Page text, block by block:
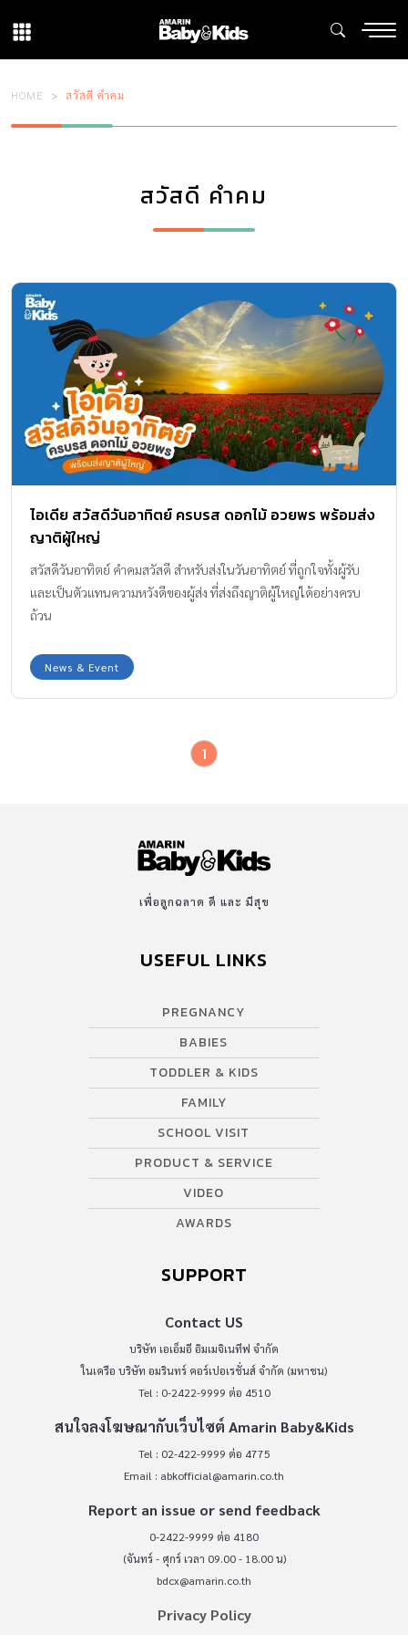
HOME สวัสดี คำคม
สวัสดี คำคม
ไอเดีย สวัสดีวันอาทิตย์ ครบรส ดอกไม้ อวยพร พร้อมส่ง
ญาติผู้ใหญ่
สวัสดีวันอาทิตย์ คำคมสวัสดี สำหรับส่งในวันอาทิตย์ ที่ถูกใจทั้งผู้รับ
และเป็นตัวแทนความหวังดีของผู้ส่ง ที่ส่งถึงญาติผู้ใหญ่ได้อย่างครบ
ถ้วน
News & Event
1
เพื่อลูกฉลาด ดี และ มีสุข
USEFUL LINKS
PREGNANCY
BABIES
TODDLER & KIDS
FAMILY
SCHOOL VISIT
PRODUCT & SERVICE
VIDEO
AWARDS
SUPPORT
Contact US
บริษัท เอเอ็มอี อิมเมจิเนทีฟ จำกัด
ในเครือ บริษัท อมรินทร์ คอร์เปอเรชั่นส์ จำกัด (มหาชน)
Tel : 0-2422-9999 ต่อ 4510
สนใจลงโฆษณากับเว็บไซต์ Amarin Baby&Kids
Tel : 02-422-9999 ต่อ 4775
Email : abkofficial@amarin.co.th
Report an issue or send feedback
0-2422-9999 ต่อ 4180
(จันทร์ - ศุกร์ เวลา 09.00 - 18.00 น)
bdcx@amarin.co.th
Privacy Policy